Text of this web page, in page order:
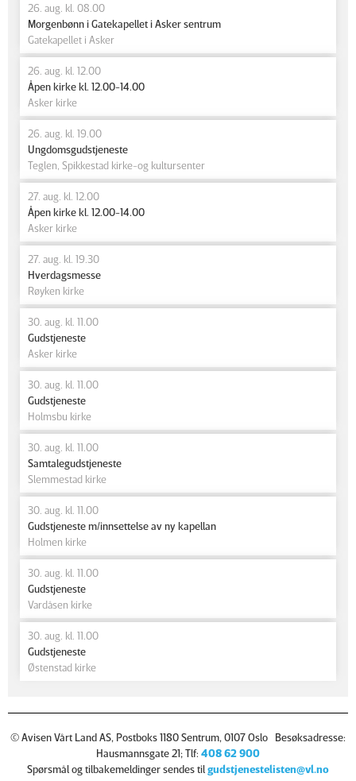
26. aug. kl. 08.00
Morgenbønn i Gatekapellet i Asker sentrum
Gatekapellet i Asker
26. aug. kl. 12.00
Åpen kirke kl. 12.00-14.00
Asker kirke
26. aug. kl. 19.00
Ungdomsgudstjeneste
Teglen, Spikkestad kirke-og kultursenter
27. aug. kl. 12.00
Åpen kirke kl. 12.00-14.00
Asker kirke
27. aug. kl. 19.30
Hverdagsmesse
Røyken kirke
30. aug. kl. 11.00
Gudstjeneste
Asker kirke
30. aug. kl. 11.00
Gudstjeneste
Holmsbu kirke
30. aug. kl. 11.00
Samtalegudstjeneste
Slemmestad kirke
30. aug. kl. 11.00
Gudstjeneste m/innsettelse av ny kapellan
Holmen kirke
30. aug. kl. 11.00
Gudstjeneste
Vardåsen kirke
30. aug. kl. 11.00
Gudstjeneste
Østenstad kirke
© Avisen Vårt Land AS, Postboks 1180 Sentrum, 0107 Oslo Besøksadresse:
Hausmannsgate 21; Tlf: 408 62 900
Spørsmål og tilbakemeldinger sendes tilgudstjenestelisten@vl.no